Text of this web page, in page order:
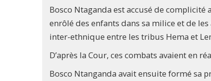
Bosco Ntaganda est accusé de
enrôlé des enfants dans sa milice et de
inter-ethnique entre les tribus Hema et
D’après la Cour, ces combats avaient en
Bosco Ntanganda avait ensuite formé sa